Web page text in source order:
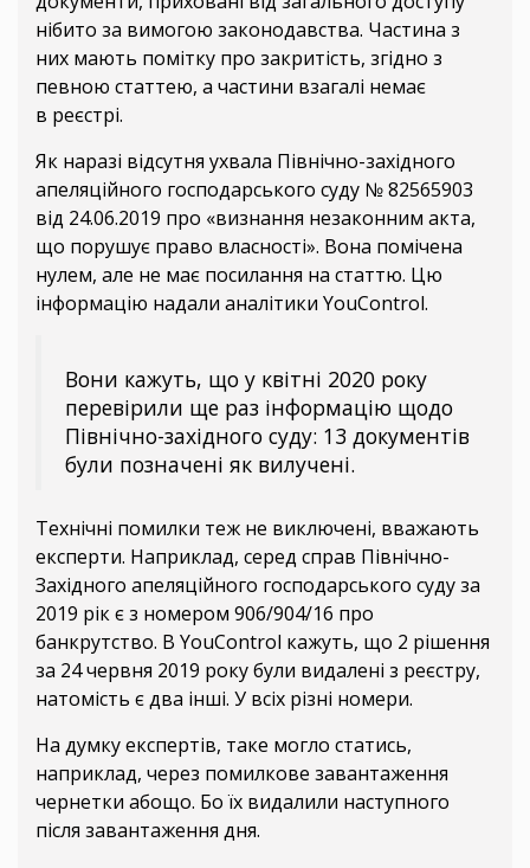
нібито за вимогою законодавства. Частина з
них мають помітку про закритість, згідно з
певною статтею, а частини взагалі немає
в реєстрі.
Як наразі відсутня ухвала Північно-західного
апеляційного господарського суду № 82565903
від 24.06.2019 про «визнання незаконним акта,
що порушує право власності». Вона помічена
нулем, але не має посилання на статтю. Цю
інформацію надали аналітики YouControl.
Вони кажуть, що у квітні 2020 року
перевірили ще раз інформацію щодо
Північно-західного суду: 13 документів
були позначені як вилучені.
Технічні помилки теж не виключені, вважають
експерти. Наприклад, серед справ Північно-
Західного апеляційного господарського суду за
2019 рік є з номером 906/904/16 про
банкрутство. В YouControl кажуть, що 2 рішення
за 24 червня 2019 року були видалені з реєстру,
натомість є два інші. У всіх різні номери.
На думку експертів, таке могло статись,
наприклад, через помилкове завантаження
чернетки абощо. Бо їх видалили наступного
після завантаження дня.